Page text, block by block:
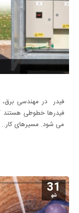
فیدر در مهندسی برق،
فیدرها خطوطی هستند
می شود. مسیرهای کار..
31
شه‍